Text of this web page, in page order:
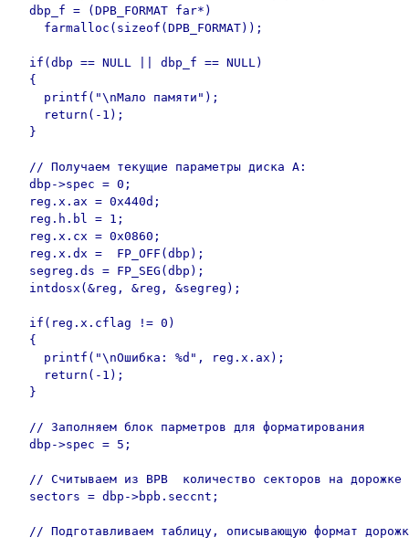
  dbp_f = (DPB_FORMAT far*)
    farmalloc(sizeof(DPB_FORMAT));
  if(dbp == NULL || dbp_f == NULL)
  {
    printf("\nМало памяти");
    return(-1);
  }
  // Получаем текущие параметры диска А:
  dbp->spec = 0;
  reg.x.ax = 0x440d;
  reg.h.bl = 1;
  reg.x.cx = 0x0860;
  reg.x.dx =  FP_OFF(dbp);
  segreg.ds = FP_SEG(dbp);
  intdosx(&reg, &reg, &segreg);
  if(reg.x.cflag != 0)
  {
    printf("\nОшибка: %d", reg.x.ax);
    return(-1);
  }
  // Заполняем блок парметров для форматирования
  dbp->spec = 5;
  // Считываем из BPB  количество секторов на дорожке
  sectors = dbp->bpb.seccnt;
// Подготавливаем таблицу, описывающую формат